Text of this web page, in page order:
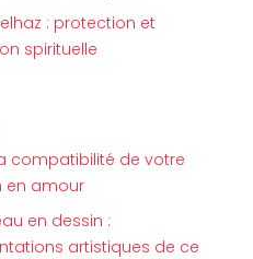
: protection et
spirituelle
compatibilité de votre
en amour
en dessin :
artistiques de ce